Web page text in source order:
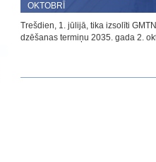
OKTOBRĪ
Trešdien, 1. jūlijā, tika izsolīti
dzēšanas termiņu 2035. gada 2.